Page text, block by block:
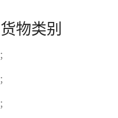
物类别